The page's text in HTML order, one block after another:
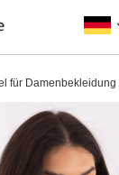
für Damenbekleidung